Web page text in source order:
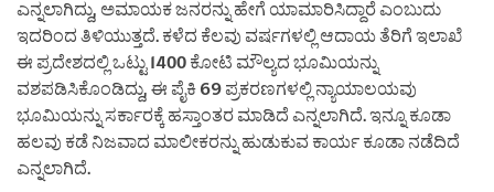
ಎನ್ನಲಾಗಿದ್ದು, ಅಮಾಯಕ ಜನರನ್ನು ಹೇಗೆ ಯಾಮಾರಿಸಿದ್ದಾರೆ ಎಂಬುದು
ಇದರಿಂದ ತಿಳಿಯುತ್ತದೆ.‌ ಕಳೆದ ಕೆಲವು ವರ್ಷಗಳಲ್ಲಿ ಆದಾಯ ತೆರಿಗೆ ಇಲಾಖೆ
ಈ ಪ್ರದೇಶದಲ್ಲಿ ಒಟ್ಟು 1400 ಕೋಟಿ ಮೌಲ್ಯದ ಭೂಮಿಯನ್ನು
ವಶಪಡಿಸಿಕೊಂಡಿದ್ದು, ಈ ಪೈಕಿ 69 ಪ್ರಕರಣಗಳಲ್ಲಿ ನ್ಯಾಯಾಲಯವು
ಭೂಮಿಯನ್ನು ಸರ್ಕಾರಕ್ಕೆ ಹಸ್ತಾಂತರ ಮಾಡಿದೆ ಎನ್ನಲಾಗಿದೆ. ಇನ್ನೂ ಕೂಡಾ
ಹಲವು ಕಡೆ ನಿಜವಾದ ಮಾಲೀಕರನ್ನು ಹುಡುಕುವ ಕಾರ್ಯ ಕೂಡಾ ನಡೆದಿದೆ
ಎನ್ನಲಾಗಿದೆ.